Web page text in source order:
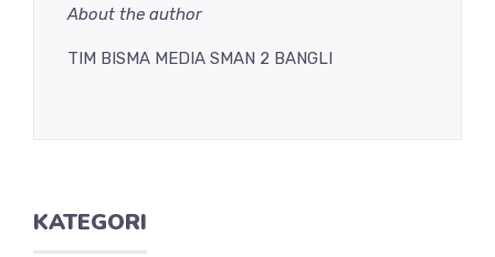
About the author
TIM BISMA MEDIA SMAN 2 BANGLI
KATEGORI